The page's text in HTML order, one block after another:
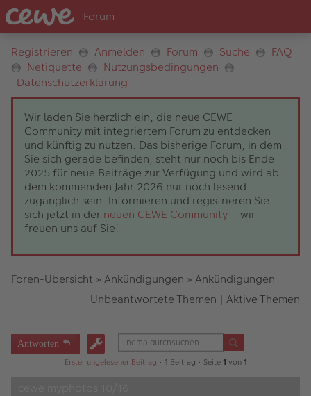
Registrieren Anmelden Forum Suche
FAQ
Netiquette
Nutzungsbedingungen
Datenschutzerklärung
Wir laden Sie herzlich ein, die neue CEWE
Community mit integriertem Forum zu entdecken
und künftig zu nutzen. Das bisherige Forum, in dem
Sie sich gerade befinden, steht nur noch bis Ende
2025 für neue Beiträge zur Verfügung und wird ab
dem kommenden Jahr 2026 nur noch lesend
zugänglich sein. Informieren und registrieren Sie
sich jetzt in der neuen CEWE Community – wir
freuen uns auf Sie!
Foren-Übersicht » Ankündigungen » Ankündigungen
Unbeantwortete Themen | Aktive Themen
Antworten
Erster ungelesener Beitrag • 1 Beitrag • Seite 1 von 1